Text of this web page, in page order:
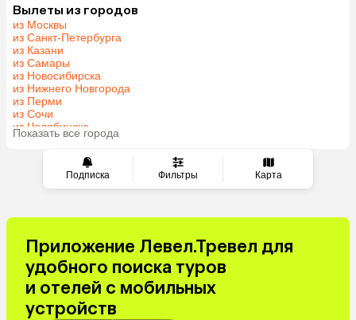
Подписка Фильтры Карта
Индия
Саудовская Аравия
Вылеты из городов
из Москвы
из Санкт-Петербурга
из Казани
из Самары
из Новосибирска
из Нижнего Новгорода
из Перми
из Сочи
из Челябинска
из Омска
Показать все города
Приложение Левел.Тревел для
удобного поиска туров
и отелей с мобильных
устройств